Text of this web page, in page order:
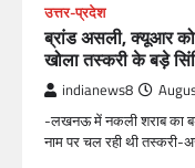
उत्तर-प्रदेश
ब्रांड असली, क्यूआर
खोला तस्करी के बड़े
indianews8
-लखनऊ में नकली शराब का
नाम पर चल रही थी